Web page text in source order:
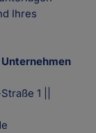
Ihres
1 ||